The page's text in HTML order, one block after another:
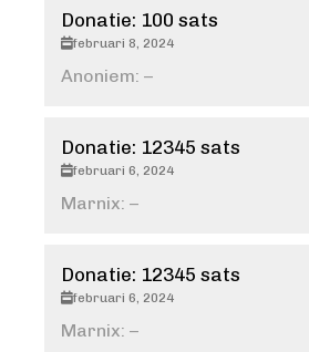
Donatie: 100 sats
februari 8, 2024
Anoniem: –
Donatie: 12345 sats
februari 6, 2024
Marnix: –
Donatie: 12345 sats
februari 6, 2024
Marnix: –